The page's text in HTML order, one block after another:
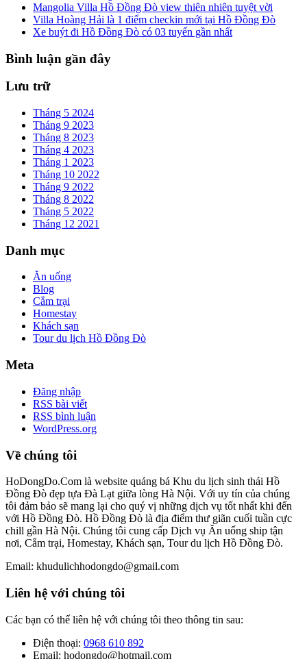
Mangolia Villa Hồ Đồng Đò view thiên nhiên tuyệt vời
Villa Hoàng Hải là 1 điểm checkin mới tại Hồ Đồng Đò
Xe buýt đi Hồ Đồng Đò có 03 tuyến gần nhất
Bình luận gần đây
Lưu trữ
Tháng 5 2024
Tháng 9 2023
Tháng 8 2023
Tháng 4 2023
Tháng 1 2023
Tháng 10 2022
Tháng 9 2022
Tháng 8 2022
Tháng 5 2022
Tháng 12 2021
Danh mục
Ăn uống
Blog
Cắm trại
Homestay
Khách sạn
Tour du lịch Hồ Đồng Đò
Meta
Đăng nhập
RSS bài viết
RSS bình luận
WordPress.org
Về chúng tôi
HoDongDo.Com là website quảng bá Khu du lịch sinh thái Hồ
Đồng Đò đẹp tựa Đà Lạt giữa lòng Hà Nội. Với uy tín của chúng
tôi đảm bảo sẽ mang lại cho quý vị những dịch vụ tốt nhất khi đến
với Hồ Đồng Đò. Hồ Đồng Đò là địa điểm thư giãn cuối tuần cực
chill gần Hà Nội. Chúng tôi cung cấp Dịch vụ Ăn uống ship tận
nơi, Cắm trại, Homestay, Khách sạn, Tour du lịch Hồ Đồng Đò.
Email: khudulichhodongdo@gmail.com
Liên hệ với chúng tôi
Các bạn có thể liên hệ với chúng tôi theo thông tin sau:
Điện thoại: 0968 610 892
Email: hodongdo@hotmail.com